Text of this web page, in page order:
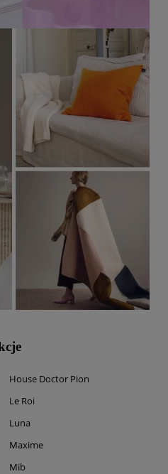
House Doctor Pion
Le Roi
Luna
Maxime
Mib